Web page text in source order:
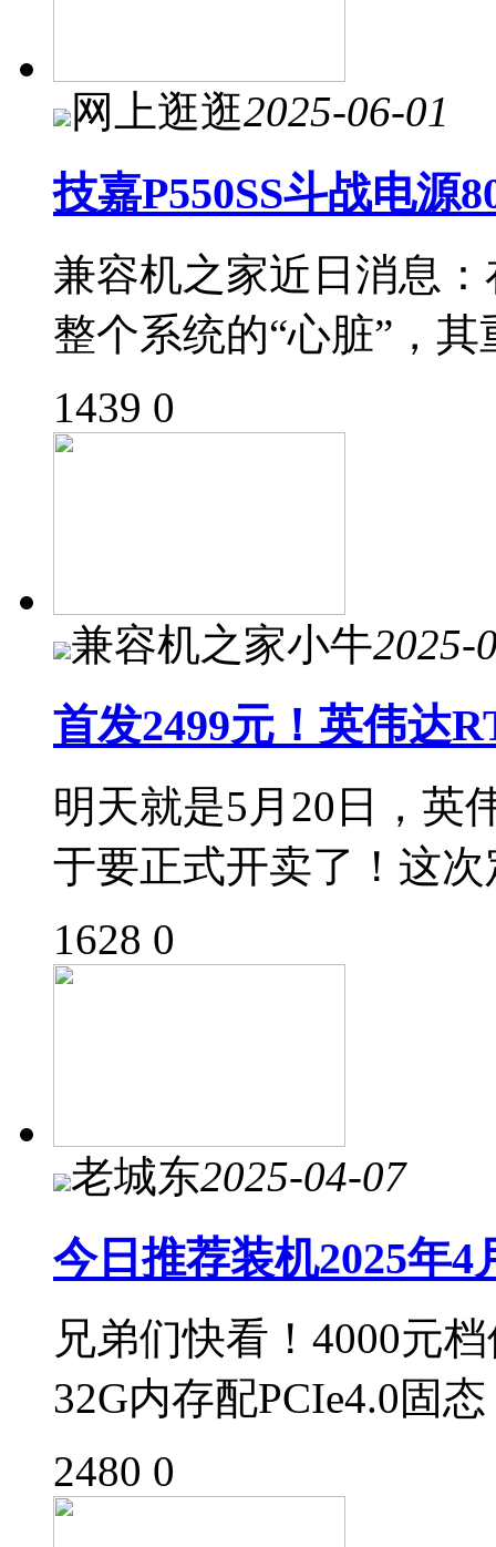
网上逛逛2025-06-01
技嘉P550SS斗战电源
兼容机之家近日消息
整个系统的“心脏”，
1439 0
兼容机之家小牛2025-
首发2499元！英伟达
明天就是5月20日，英
于要正式开卖了！这次
1628 0
老城东2025-04-07
今日推荐装机2025年
兄弟们快看！4000元
32G内存配PCIe4.0固
2480 0